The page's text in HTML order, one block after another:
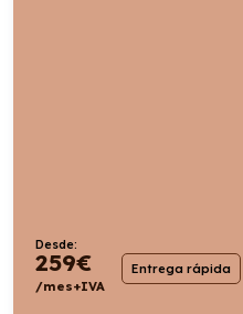
Desde:
259€
/mes+IVA
Entrega rápida